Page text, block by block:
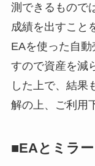
測できるもので
成績を出すこと
EAを使った自
すので資産を減
した上で、結果
解の上、ご利用
■EAとミラ